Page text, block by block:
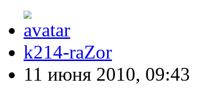
k214-raZor
11 июня 2010, 09:43